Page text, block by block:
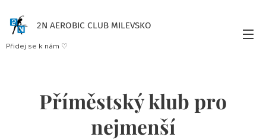
2N AEROBIC CLUB MILEVSKO
Přidej se k nám ♡
Příměstský klub pro
nejmenší